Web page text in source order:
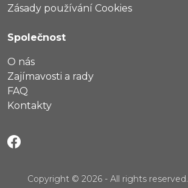
Zásady používání Cookies
Společnost
O nás
Zajímavosti a rady
FAQ
Kontakty
Copyright © 2026 - All rights reserved.